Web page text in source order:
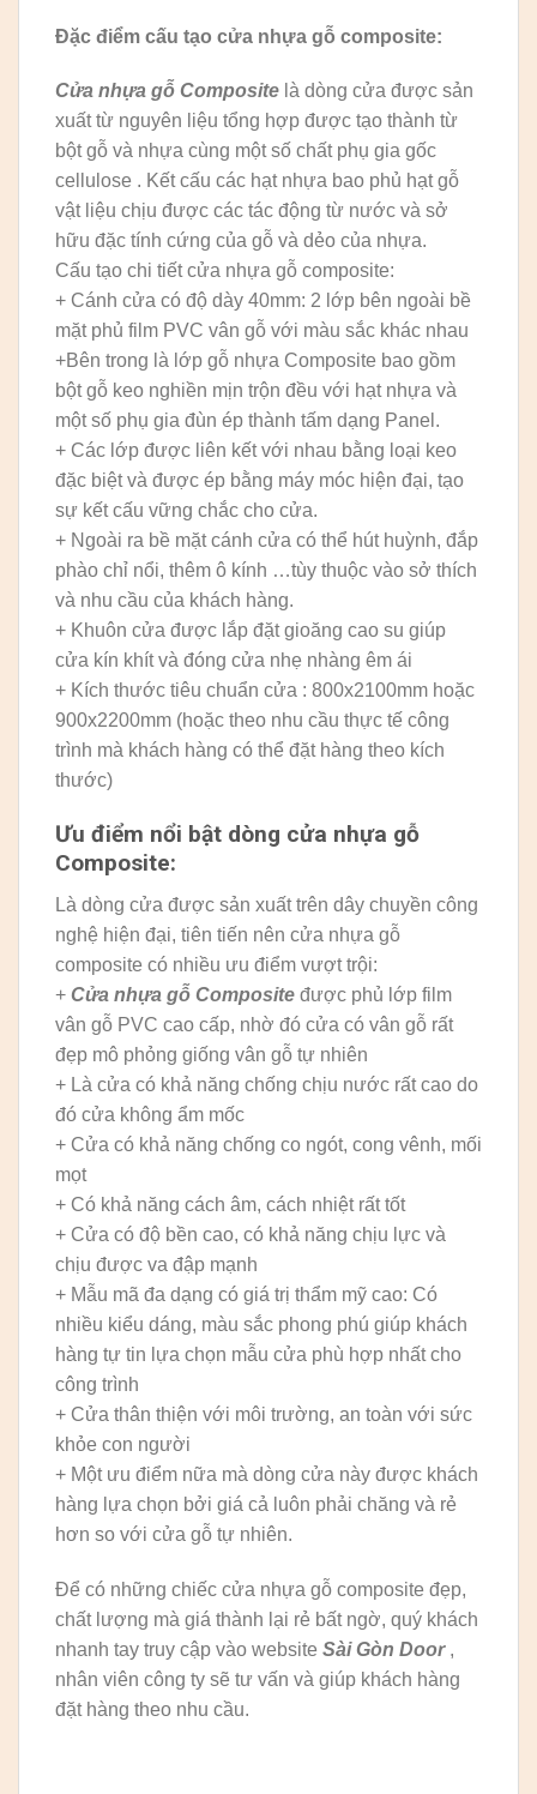
Đặc điểm cấu tạo cửa nhựa gỗ composite:
Cửa nhựa gỗ Composite là dòng cửa được sản
xuất từ nguyên liệu tổng hợp được tạo thành từ
bột gỗ và nhựa cùng một số chất phụ gia gốc
cellulose . Kết cấu các hạt nhựa bao phủ hạt gỗ
vật liệu chịu được các tác động từ nước và sở
hữu đặc tính cứng của gỗ và dẻo của nhựa.
Cấu tạo chi tiết cửa nhựa gỗ composite:
+ Cánh cửa có độ dày 40mm: 2 lớp bên ngoài bề
mặt phủ film PVC vân gỗ với màu sắc khác nhau
+Bên trong là lớp gỗ nhựa Composite bao gồm
bột gỗ keo nghiền mịn trộn đều với hạt nhựa và
một số phụ gia đùn ép thành tấm dạng Panel.
+ Các lớp được liên kết với nhau bằng loại keo
đặc biệt và được ép bằng máy móc hiện đại, tạo
sự kết cấu vững chắc cho cửa.
+ Ngoài ra bề mặt cánh cửa có thể hút huỳnh, đắp
phào chỉ nổi, thêm ô kính …tùy thuộc vào sở thích
và nhu cầu của khách hàng.
+ Khuôn cửa được lắp đặt gioăng cao su giúp
cửa kín khít và đóng cửa nhẹ nhàng êm ái
+ Kích thước tiêu chuẩn cửa : 800x2100mm hoặc
900x2200mm (hoặc theo nhu cầu thực tế công
trình mà khách hàng có thể đặt hàng theo kích
thước)
Ưu điểm nổi bật dòng cửa nhựa gỗ
Composite:
Là dòng cửa được sản xuất trên dây chuyền công
nghệ hiện đại, tiên tiến nên cửa nhựa gỗ
composite có nhiều ưu điểm vượt trội:
+ Cửa nhựa gỗ Composite được phủ lớp film
vân gỗ PVC cao cấp, nhờ đó cửa có vân gỗ rất
đẹp mô phỏng giống vân gỗ tự nhiên
+ Là cửa có khả năng chống chịu nước rất cao do
đó cửa không ẩm mốc
+ Cửa có khả năng chống co ngót, cong vênh, mối
mọt
+ Có khả năng cách âm, cách nhiệt rất tốt
+ Cửa có độ bền cao, có khả năng chịu lực và
chịu được va đập mạnh
+ Mẫu mã đa dạng có giá trị thẩm mỹ cao: Có
nhiều kiểu dáng, màu sắc phong phú giúp khách
hàng tự tin lựa chọn mẫu cửa phù hợp nhất cho
công trình
+ Cửa thân thiện với môi trường, an toàn với sức
khỏe con người
+ Một ưu điểm nữa mà dòng cửa này được khách
hàng lựa chọn bởi giá cả luôn phải chăng và rẻ
hơn so với cửa gỗ tự nhiên.
Để có những chiếc cửa nhựa gỗ composite đẹp,
chất lượng mà giá thành lại rẻ bất ngờ, quý khách
nhanh tay truy cập vào website Sài Gòn Door,
nhân viên công ty sẽ tư vấn và giúp khách hàng
đặt hàng theo nhu cầu.